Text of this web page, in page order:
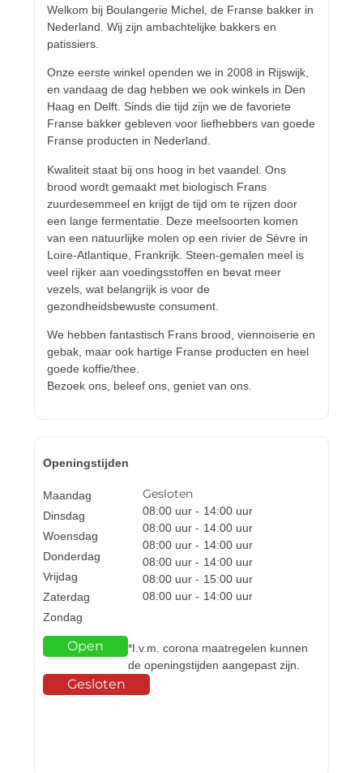
Welkom bij Boulangerie Michel, de Franse bakker in
Nederland. Wij zijn ambachtelijke bakkers en
patissiers.
Onze eerste winkel openden we in 2008 in Rijswijk,
en vandaag de dag hebben we ook winkels in Den
Haag en Delft. Sinds die tijd zijn we de favoriete
Franse bakker gebleven voor liefhebbers van goede
Franse producten in Nederland.
Kwaliteit staat bij ons hoog in het vaandel. Ons
brood wordt gemaakt met biologisch Frans
zuurdesemmeel en krijgt de tijd om te rijzen door
een lange fermentatie. Deze meelsoorten komen
van een natuurlijke molen op een rivier de Sèvre in
Loire-Atlantique, Frankrijk. Steen-gemalen meel is
veel rijker aan voedingsstoffen en bevat meer
vezels, wat belangrijk is voor de
gezondheidsbewuste consument.
We hebben fantastisch Frans brood, viennoiserie en
gebak, maar ook hartige Franse producten en heel
goede koffie/thee.
Bezoek ons, beleef ons, geniet van ons.
Openingstijden
Maandag
Dinsdag
Woensdag
Donderdag
Vrijdag
Zaterdag
Zondag
Gesloten
08:00 uur - 14:00 uur
08:00 uur - 14:00 uur
08:00 uur - 14:00 uur
08:00 uur - 14:00 uur
08:00 uur - 15:00 uur
08:00 uur - 14:00 uur
Open
*I.v.m. corona maatregelen kunnen
de openingstijden aangepast zijn.
Gesloten